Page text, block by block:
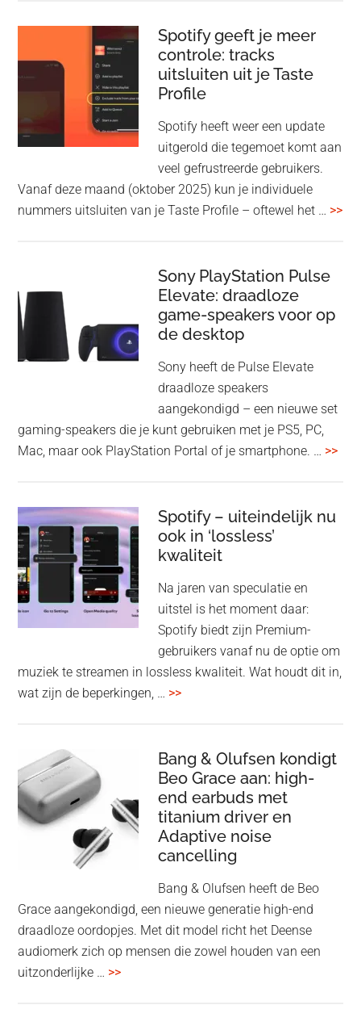
sharing
WF-
en
1000XM6
nieuwe
Spotify geeft je meer
controle: tracks
uitsluiten uit je Taste
Profile
Spotify heeft weer een update
uitgerold die tegemoet komt aan
veel gefrustreerde gebruikers.
Vanaf deze maand (oktober 2025) kun je individuele
nummers uitsluiten van je Taste Profile – oftewel het … >>
Sony PlayStation Pulse
Elevate: draadloze
game-speakers voor op
de desktop
Sony heeft de Pulse Elevate
draadloze speakers
aangekondigd – een nieuwe set
gaming-speakers die je kunt gebruiken met je PS5, PC,
Mac, maar ook PlayStation Portal of je smartphone. … >>
Spotify – uiteindelijk nu
ook in ‘lossless’
kwaliteit
Na jaren van speculatie en
uitstel is het moment daar:
Spotify biedt zijn Premium-
gebruikers vanaf nu de optie om
muziek te streamen in lossless kwaliteit. Wat houdt dit in,
wat zijn de beperkingen, … >>overSpotify
nu
ook
in
‘lossless’
kwaliteit
Bang & Olufsen kondigt
Beo Grace aan: high-
end earbuds met
titanium driver en
Adaptive noise
cancelling
Bang & Olufsen heeft de Beo
Grace aangekondigd, een nieuwe generatie high-end
draadloze oordopjes. Met dit model richt het Deense
audiomerk zich op mensen die zowel houden van een
uitzonderlijke … >>overBang